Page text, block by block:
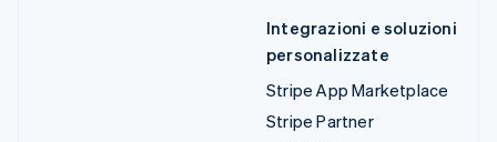
Integrazioni e soluzioni
personalizzate
Stripe App Marketplace
Stripe Partner